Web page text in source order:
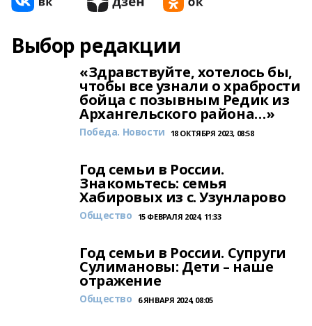
Выбор редакции
«Здравствуйте, хотелось бы,
чтобы все узнали о храбрости
бойца с позывным Редик из
Архангельского района…»
Победа. Новости 18 ОКТЯБРЯ 2023, 08:58
Год семьи в России.
Знакомьтесь: семья
Хабировых из с. Узунларово
Общество 15 ФЕВРАЛЯ 2024, 11:33
Год семьи в России. Супруги
Сулимановы: Дети – наше
отражение
Общество 6 ЯНВАРЯ 2024, 08:05